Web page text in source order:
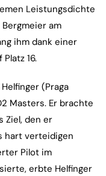
Leistungsdichte
am
ihm dank einer
16.
(Praga
Masters. Er brachte
Ziel, den er
hart verteidigen
Pilot im
erbte Helfinger